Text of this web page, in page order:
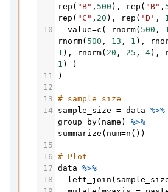
rep ( "B" , 500 ), rep ( "B" ,
rep ( "C" , 20 ), rep ( 'D' ,
10
value=c ( rnorm( 500 ,
rnorm( 500 , 13 , 1 ),
1 ), rnorm( 20 , 25 , 4),
1 ) )
11
)
12
13 # sample size
14
sample_size = data %>%
group_by( name ) %>%
summarize ( num=n ())
15
16 # Plot
17 data %>%
18
left_join (